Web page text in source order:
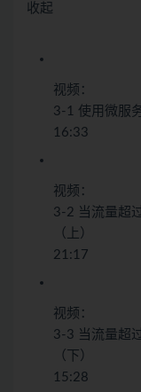
收起
视频：
3-1 使用微服
16:33
视频：
3-2 当流量超
（上）
21:17
视频：
3-3 当流量超
（下）
15:28